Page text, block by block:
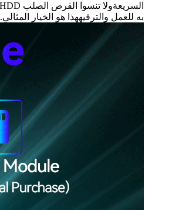
به للعمل والترفيههذا هو الخيار المثالي.